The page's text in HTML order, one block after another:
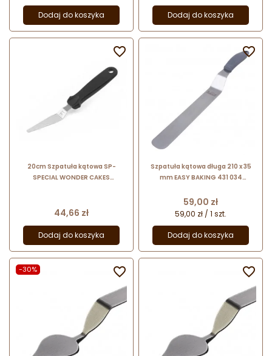
Dodaj do koszyka Dodaj do koszyka
20cm Szpatuła kątowa SP-
SPECIAL WONDER CAKES
Cena
44,66 zł
Dodaj do koszyka

Szpatuła kątowa długa 210 x 35
mm EASY BAKING 431 034
Cena
59,00 zł
59,00 zł / 1 szt.
Dodaj do koszyka

-30%  